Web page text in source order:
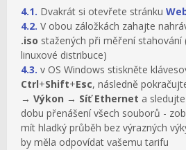
4.1. Dvakrát si otevřete stránku
4.2. V obou záložkách zahajte
.iso stažených při měření stahování
linuxové distribuce)
4.3. v OS Windows stiskněte
Ctrl+Shift+Esc, následně
→ Výkon → Síť Ethernet a
dobu přenášení všech souborů -
mít hladký průběh bez výrazných
by měla odpovídat vašemu tarifu